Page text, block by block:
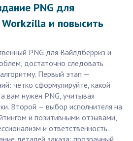
PNG для
и повысить
PNG для Вайлдберриз и
достаточно следовать
Первый этап —
четко сформулируйте, какой
вам нужен PNG, учитывая
Второй — выбор исполнителя на
и позитивными отзывами,
и ответственность.